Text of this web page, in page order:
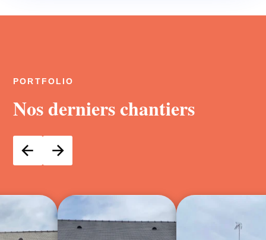
PORTFOLIO
Nos derniers chantiers